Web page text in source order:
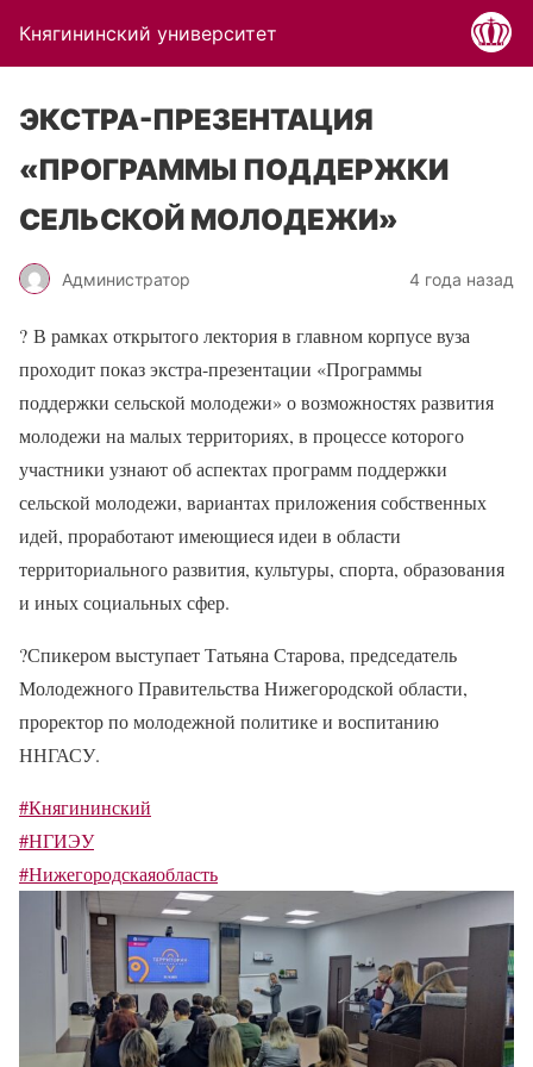
Княгининский университет
ЭКСТРА-ПРЕЗЕНТАЦИЯ
«ПРОГРАММЫ ПОДДЕРЖКИ
СЕЛЬСКОЙ МОЛОДЕЖИ»
Администратор 4 года назад
? В рамках открытого лектория в главном корпусе вуза
проходит показ экстра-презентации «Программы
поддержки сельской молодежи» о возможностях развития
молодежи на малых территориях, в процессе которого
участники узнают об аспектах программ поддержки
сельской молодежи, вариантах приложения собственных
идей, проработают имеющиеся идеи в области
территориального развития, культуры, спорта, образования
и иных социальных сфер.
?Спикером выступает Татьяна Старова, председатель
Молодежного Правительства Нижегородской области,
проректор по молодежной политике и воспитанию
ННГАСУ.
#Княгининский
#НГИЭУ
#Нижегородскаяобласть